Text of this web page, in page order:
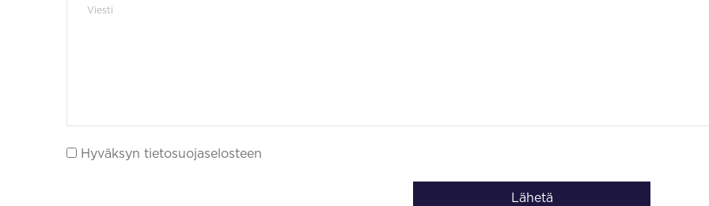
Hyväksyn tietosuojaselosteen
Lähetä